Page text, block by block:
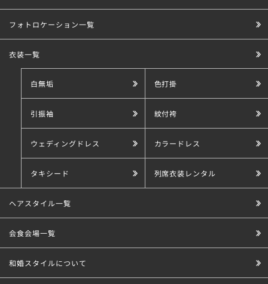
フォトロケーション一覧
衣装一覧
白無垢 色打掛
引振袖 紋付袴
ウェディングドレス カラードレス
タキシード 列席衣装レンタル
ヘアスタイル一覧
会食会場一覧
和婚スタイルについて